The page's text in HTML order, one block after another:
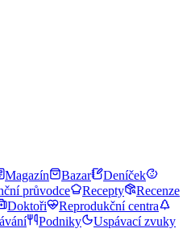
Magazín Bazar
Deníček
průvodce Recepty
Recenze
Doktoři
Reprodukční centra
Podniky
Uspávací zvuky